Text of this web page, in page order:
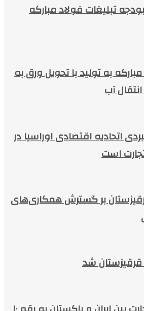
تبلیغات فولاد مبارکه
به تولید با تحویل ورق به
آب
اتحادیه اقتصادی اوراسیا در
است
بر گسترش همکاری‌های
شد